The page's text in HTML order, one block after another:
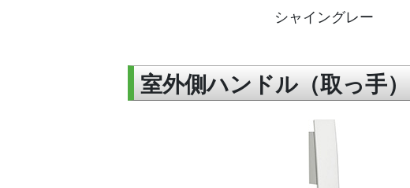
シャイングレー
室外側ハンドル（取っ手）